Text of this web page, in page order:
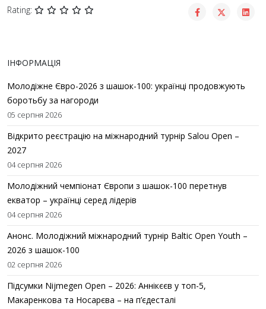
Rating:
ІНФОРМАЦІЯ
Молодіжне Євро-2026 з шашок-100: українці продовжують
боротьбу за нагороди
05 серпня 2026
Відкрито реєстрацію на міжнародний турнір Salou Open –
2027
04 серпня 2026
Молодіжний чемпіонат Європи з шашок-100 перетнув
екватор – українці серед лідерів
04 серпня 2026
Анонс. Молодіжний міжнародний турнір Baltic Open Youth –
2026 з шашок-100
02 серпня 2026
Підсумки Nijmegen Open – 2026: Аннікєєв у топ-5,
Макаренкова та Носарєва – на п’єдесталі